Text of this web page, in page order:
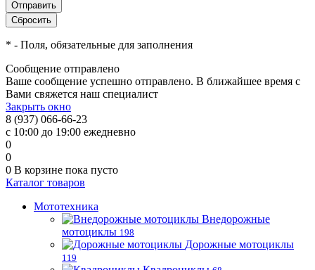
* - Поля, обязательные для заполнения
Сообщение отправлено
Ваше сообщение успешно отправлено. В ближайшее время с
Вами свяжется наш специалист
Закрыть окно
8 (937) 066-66-23
с 10:00 до 19:00 ежедневно
0
0
0 В корзине пока пусто
Каталог товаров
Мототехника
Внедорожные
мотоциклы 198
Дорожные мотоциклы
119